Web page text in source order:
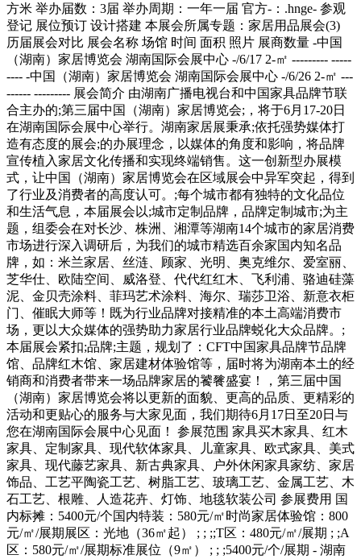
方米 举办届数：3届 举办周期：一年一届 官方-：.hnge- 参观
登记 展位预订 设计搭建 本展会所属专题：家居用品展会(3)
历届展会对比 展会名称 场馆 时间 面积 照片 展商数量 -中国
（湖南）家居博览会 湖南国际会展中心 -/6/17 2-㎡ --------- -----
---- -中国（湖南）家居博览会 湖南国际会展中心 -/6/26 2-㎡ ---
------ --------- 展会简介 由湖南广播电视台和中国家具品牌节联
合主办的;第三届中国（湖南）家居博览会;，将于6月17-20日
在湖南国际会展中心举行。湖南家居展秉承;依托强势媒体打
造有态度的展会;的办展理念，以媒体的角度和影响，将品牌
宣传植入家居文化传播和实现终端销售。这一创新型办展模
式，让中国（湖南）家居博览会在区域展会中异军突起，得到
了行业及消费者的高度认可。;每个城市都有独特的文化品位
和生活气息，本届展会以;城市定制品牌，品牌定制城市;为主
题，组委会在对长沙、株洲、湘潭等湖南14个城市的家居消费
市场进行深入调研后，为我们的城市精选百余家国内知名品
牌，如：米兰家居、丝涟、顾家、光明、奥克维尔、爱室丽、
芝华仕、欧陆空间、威洛登、代代红红木、飞利浦、骆迪硅藻
泥、金贝壳涂料、菲玛艺术涂料、海尔、瑞莎卫浴、新意衣柜
门、催眠大师等！既为行业品牌对接精准的本土高端消费市
场，更以大众媒体的强势助力家居行业品牌蜕化大众品牌。;
本届展会紧扣;品牌;主题，规划了：CFT中国家具品牌节品牌
馆、品牌红木馆、家居建材体验馆等，届时将为湖南本土的经
销商和消费者带来一场品牌家居的饕餮盛宴！，第三届中国
（湖南）家居博览会将以更新的面貌、更高的品质、更精彩的
活动和更贴心的服务与大家见面，我们期待6月17日至20日与
您在湖南国际会展中心见面！ 参展范围 家具买木家具、红木
家具、定制家具、现代软体家具、儿童家具、欧式家具、美式
家具、现代藤艺家具、新古典家具、户外休闲家具家纺、家居
饰品、工艺平陶瓷工艺、树脂工艺、玻璃工艺、金属工艺、木
石工艺、根雕、人造花卉、灯饰、地毯软装公司 参展费用 国
内标摊：5400元/个国内特装：580元/㎡时尚家居体验馆：800
元/㎡/展期展区：光地（36㎡起） ; ; ;;T区：480元/㎡/展期 ; ;A
区：580元/㎡/展期标准展位（9㎡） ; ; ;5400元/个/展期 - 湖南